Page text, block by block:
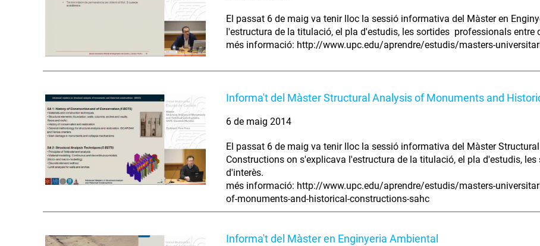
El passat 6 de maig va tenir lloc la sessió informativa del Màster en
l'estructura de la titulació, el pla d'estudis, les sortides professionals entre
més informació: http://www.upc.edu/aprendre/estudis/masters-
Informa't del Màster Structural Analysis of Monuments and
6 de maig 2014
El passat 6 de maig va tenir lloc la sessió informativa del Màster
Constructions on s'explicava l'estructura de la titulació, el pla d'estudis,
d'interès.
més informació: http://www.upc.edu/aprendre/estudis/masters-
of-monuments-and-historical-constructions-sahc
Informa't del Màster en Enginyeria Ambiental